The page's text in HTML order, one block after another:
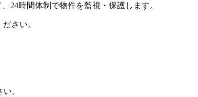
24時間体制で物件を監視・保護します。
さい。
。